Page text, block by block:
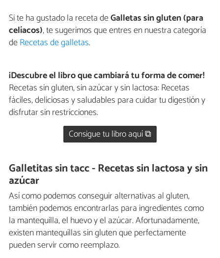
Si te ha gustado la receta deGalletas sin gluten (para
celíacos), te sugerimos que entres en nuestra categoría
deRecetas de galletas.
¡Descubre el libro que cambiará tu forma de comer!
Recetas sin gluten, sin azúcar y sin lactosa: Recetas
fáciles, deliciosas y saludables para cuidar tu digestión y
disfrutar sin restricciones.
Consigue tu libro aquí ⧉
Galletitas sin tacc - Recetas sin lactosa y sin
azúcar
Así como podemos conseguir alternativas al gluten,
también podemos encontrarlas para ingredientes como
la mantequilla, el huevo y el azúcar. Afortunadamente,
existen mantequillas sin gluten que perfectamente
pueden servir como reemplazo.